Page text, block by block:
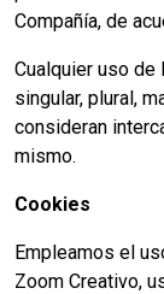
Compañía, de
Cualquier uso de
singular, plural,
consideran
mismo.
Cookies
Empleamos el
Zoom Creativo,